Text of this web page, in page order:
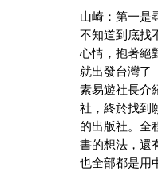
山崎：第一是
不知道到底找
心情，抱著絕
就出發台灣了
素易遊社長介
社，終於找到
的出版社。全
書的想法，還
也全部都是用